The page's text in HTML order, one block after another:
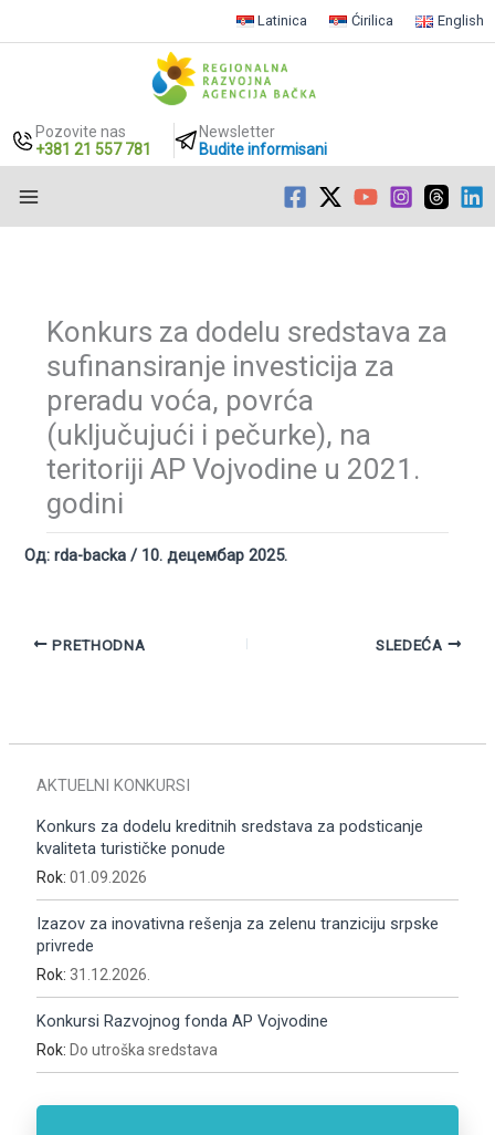
Latinica Ćirilica English
Pozovite nas
+381 21 557 781
Newsletter
Budite informisani
Konkurs za dodelu sredstava za
sufinansiranje investicija za
preradu voća, povrća
(uključujući i pečurke), na
teritoriji AP Vojvodine u 2021.
godini
Од: rda-backa/ 10. децембар 2025.
PRETHODNA SLEDEĆA
AKTUELNI KONKURSI
Konkurs za dodelu kreditnih sredstava za podsticanje
kvaliteta turističke ponude
Rok: 01.09.2026
Izazov za inovativna rešenja za zelenu tranziciju srpske
privrede
Rok: 31.12.2026.
Konkursi Razvojnog fonda AP Vojvodine
Rok: Do utroška sredstava